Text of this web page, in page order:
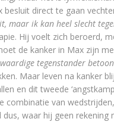
besluit direct te gaan
maar ik kan heel slecht
Hij voelt zich beroerd,
de kanker in Max zijn
tegenstander
Maar leven na kanker
en dit tweede
combinatie van
dus, waar hij geen rekening